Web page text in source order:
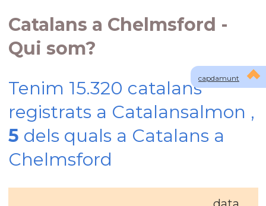
capdamunt
Catalans a Chelmsford -
Qui som?
Tenim 15.320 catalans
registrats a Catalansalmon ,
5 dels quals a Catalans a
Chelmsford